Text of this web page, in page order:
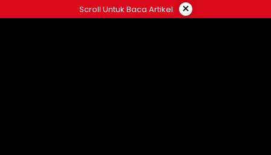
to
Scroll Untuk Baca Artikel ×